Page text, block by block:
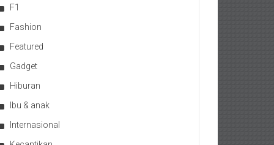
F1
Fashion
Featured
Gadget
Hiburan
Ibu & anak
Internasional